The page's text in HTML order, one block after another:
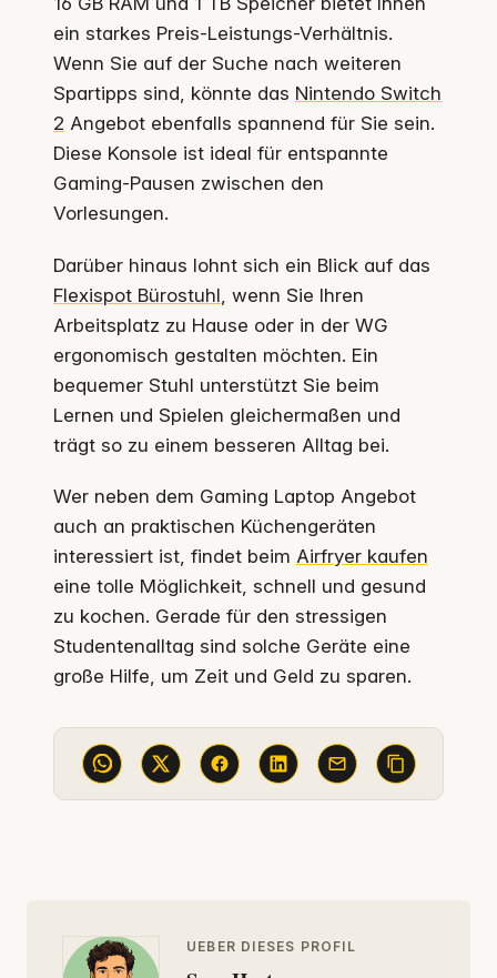
ein starkes Preis-Leistungs-Verhältnis.
Wenn Sie auf der Suche nach weiteren
Spartipps sind, könnte das Nintendo Switch
2 Angebot ebenfalls spannend für Sie sein.
Diese Konsole ist ideal für entspannte
Gaming-Pausen zwischen den
Vorlesungen.
Darüber hinaus lohnt sich ein Blick auf das
Flexispot Bürostuhl , wenn Sie Ihren
Arbeitsplatz zu Hause oder in der WG
ergonomisch gestalten möchten. Ein
bequemer Stuhl unterstützt Sie beim
Lernen und Spielen gleichermaßen und
trägt so zu einem besseren Alltag bei.
Wer neben dem Gaming Laptop Angebot
auch an praktischen Küchengeräten
interessiert ist, findet beim Airfryer kaufen
eine tolle Möglichkeit, schnell und gesund
zu kochen. Gerade für den stressigen
Studentenalltag sind solche Geräte eine
große Hilfe, um Zeit und Geld zu sparen.
UEBER DIESES PROFIL